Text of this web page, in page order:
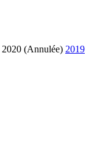
2020 (Annulée) 2019